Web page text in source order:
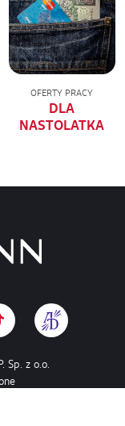
OFERTY PRACY
DLA
NASTOLATKA
Sp. z o.o.